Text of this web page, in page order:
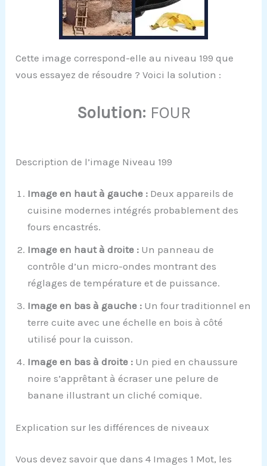
Cette image correspond-elle au niveau 199 que
vous essayez de résoudre ? Voici la solution :
Solution: FOUR
Description de l’image Niveau 199
Image en haut à gauche : Deux appareils de
cuisine modernes intégrés probablement des
fours encastrés.
Image en haut à droite : Un panneau de
contrôle d’un micro-ondes montrant des
réglages de température et de puissance.
Image en bas à gauche : Un four traditionnel en
terre cuite avec une échelle en bois à côté
utilisé pour la cuisson.
Image en bas à droite : Un pied en chaussure
noire s’apprêtant à écraser une pelure de
banane illustrant un cliché comique.
Explication sur les différences de niveaux
Vous devez savoir que dans 4 Images 1 Mot, les